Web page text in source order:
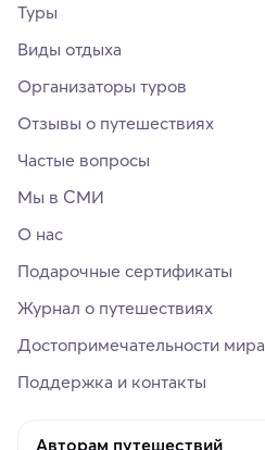
Туры
Виды отдыха
Организаторы туров
Отзывы о путешествиях
Частые вопросы
Мы в СМИ
О нас
Подарочные сертификаты
Журнал о путешествиях
Достопримечательности мира
Поддержка и контакты
Авторам путешествий